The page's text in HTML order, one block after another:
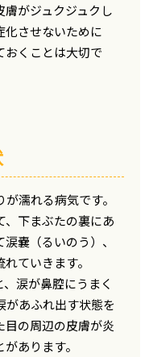
がジュクジュクし
化させないために
おくことは大切で
濡れる病気です。
、下まぶたの裏にあ
嚢（るいのう）、
ていきます。
涙が鼻腔にうまく
があふれ出す状態を
目の周辺の皮膚が炎
あります。